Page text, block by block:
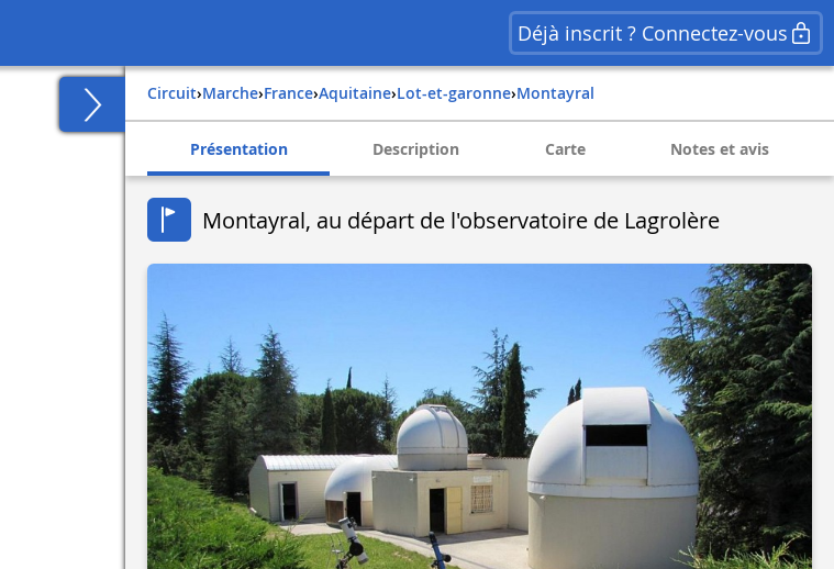
Déjà inscrit ? Connectez-vous
Circuit› Marche› france› aquitaine› lot-et-garonne› montayral
Présentation Description Carte Notes et avis
Montayral, au départ de l'observatoire de Lagrolère